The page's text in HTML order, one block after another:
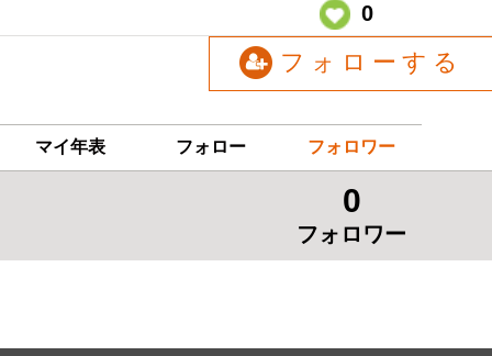
0
フォローする
マイ年表 フォロー フォロワー
0
フォロワー